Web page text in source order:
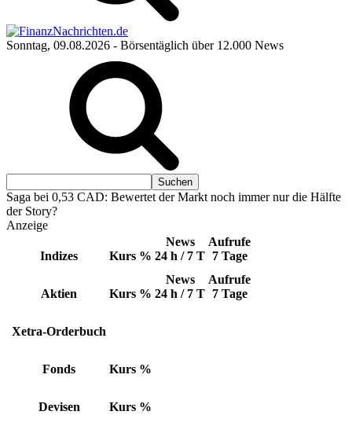
Sonntag, 09.08.2026 - Börsentäglich über 12.000 News
Saga bei 0,53 CAD: Bewertet der Markt noch immer nur die Hälfte
der Story?
Anzeige
Indizes Kurs %
News
24 h / 7 T
Aufrufe
7 Tage
Aktien Kurs %
News
24 h / 7 T
Aufrufe
7 Tage
Xetra-Orderbuch
Fonds Kurs %
Devisen Kurs %